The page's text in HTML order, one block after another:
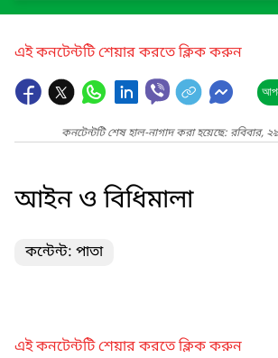
এই কনটেন্টটি শেয়ার করতে ক্লিক করুন
কনটেন্টটি শেষ হাল-নাগাদ করা হয়েছে: রবিবার,
আইন ও বিধিমালা
কন্টেন্ট: পাতা
এই কনটেন্টটি শেয়ার করতে ক্লিক করুন